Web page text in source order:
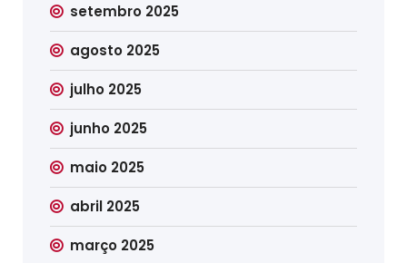
setembro 2025
agosto 2025
julho 2025
junho 2025
maio 2025
abril 2025
março 2025